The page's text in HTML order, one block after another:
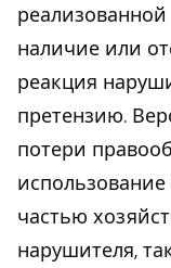
наличие или
реакция
претензию.
потери
частью
нарушителя,